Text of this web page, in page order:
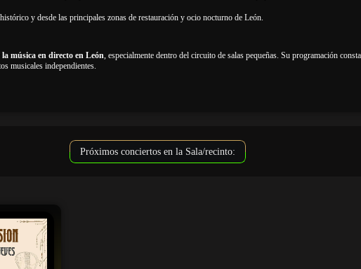
y desde las principales zonas de restauración y ocio nocturno de León.
música en directo en León, especialmente dentro del circuito de salas pequeñas. Su programación
musicales independientes.
Próximos conciertos en la Sala/recinto: